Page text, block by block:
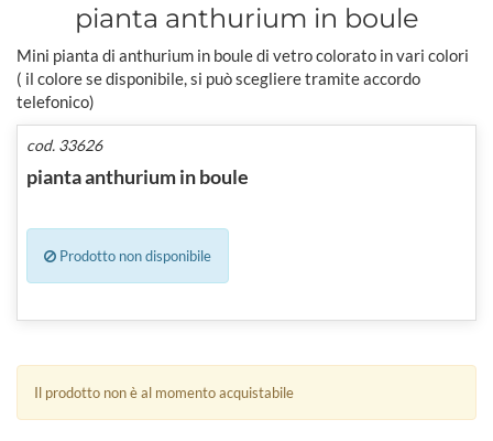
pianta anthurium in boule
Mini pianta di anthurium in boule di vetro colorato in vari colori
( il colore se disponibile, si può scegliere tramite accordo
telefonico)
cod. 33626
pianta anthurium in boule
Prodotto non disponibile
Il prodotto non è al momento acquistabile